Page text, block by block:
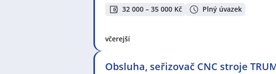
32 000 – 35 000 Kč Plný úvazek
včerejší
Obsluha, seřizovač CNC stroje